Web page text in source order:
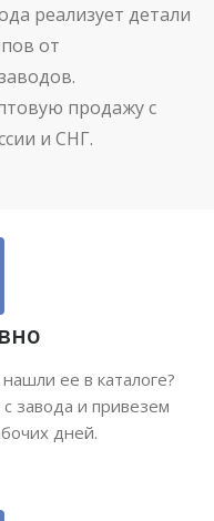
реализует детали
от
продажу с
и СНГ.
ее в каталоге?
завода и привезем
дней.